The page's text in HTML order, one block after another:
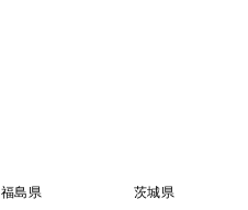
福島県 茨城県